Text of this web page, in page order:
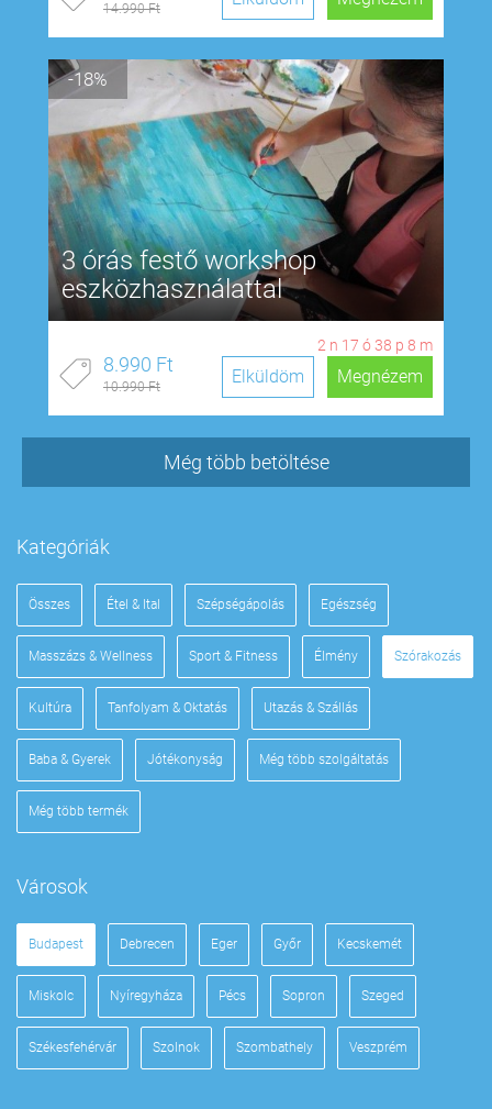
14.990 Ft
-18%
3 órás festő workshop
eszközhasználattal
2 n 17 ó38 p 7 m
8.990 Ft
10.990 Ft Megnézem
Elküldöm
Még több betöltése
Kategóriák
Összes Étel & Ital Szépségápolás Egészség
Masszázs & Wellness Sport & Fitness Élmény Szórakozás
Kultúra Tanfolyam & Oktatás Utazás & Szállás
Baba & Gyerek Jótékonyság Még több szolgáltatás
Még több termék
Városok
Budapest Debrecen Eger Győr Kecskemét
Miskolc Nyíregyháza Pécs Sopron Szeged
Székesfehérvár Szolnok Szombathely Veszprém